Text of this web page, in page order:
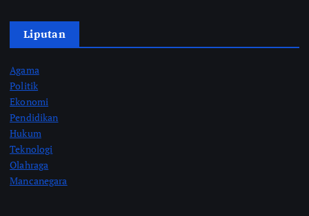
Liputan
Agama
Politik
Ekonomi
Pendidikan
Hukum
Teknologi
Olahraga
Mancanegara